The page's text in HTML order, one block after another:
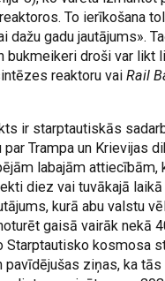
To ierīkošana
dažu gadu jautājums».
bukmeikeri droši var likt
reaktoru vaiRail
ir starptautiskās
par Trampa un Krievijas
labajām
diez vai tuvākajā
kurā abu valstu
gaisā vairāk nekā
Starptautisko kosmosa
pavīdējušas ziņas, ka